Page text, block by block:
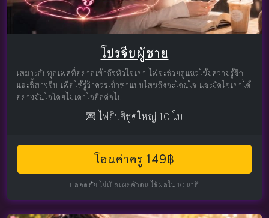
โปรจีบผู้ชาย
เหมาะกับทุกเพศที่อยากเข้าถึงหัวใจเขา ไพ่จะช่วยดูแนวโน้มความรู้สึก
และชี้ทางจีบ เพื่อให้รู้ว่าควรเข้าหาแบบไหนถึงจะโดนใจ และมัดใจเขาได้
อย่างมั่นใจโดยไม่เดาใจอีกต่อไป
💌 ไพ่ยิปซีชุดใหญ่ 10 ใบ
โอนค่าครู 149฿
ปลอดภัย ไม่เปิดเผยตัวตน ได้ผลใน 10 นาที